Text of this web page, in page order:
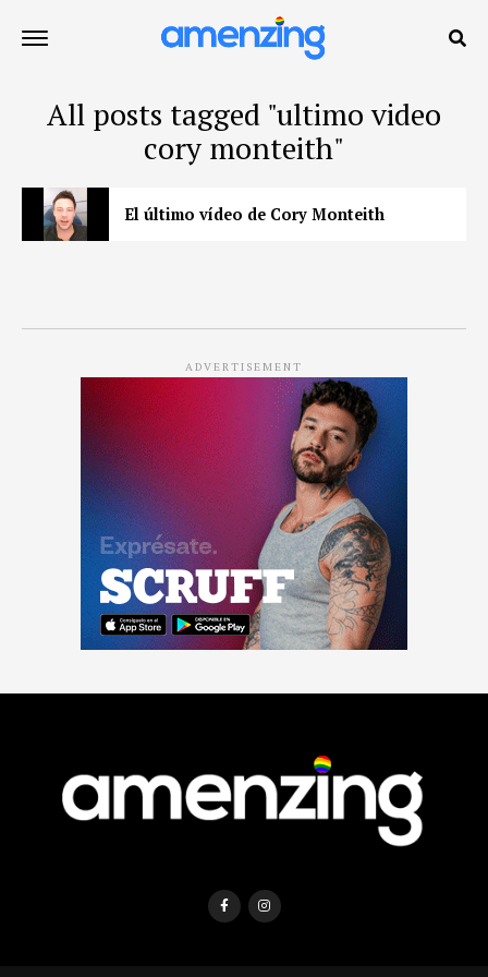
All posts tagged "ultimo video
cory monteith"
El último vídeo de Cory Monteith
ADVERTISEMENT